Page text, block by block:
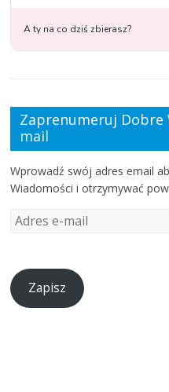
Zaprenumeruj Dobre
mail
Wprowadź swój adres email
Wiadomości i otrzymywać
Zapisz